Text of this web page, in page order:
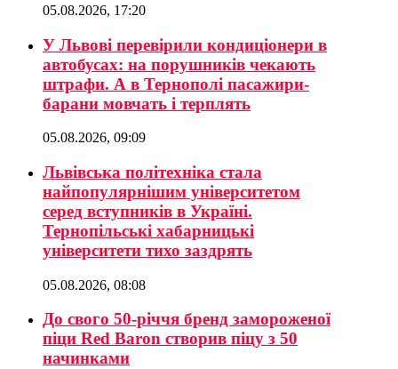
05.08.2026, 17:20
У Львові перевірили кондиціонери в
автобусах: на порушників чекають
штрафи. А в Тернополі пасажири-
барани мовчать і терплять
05.08.2026, 09:09
Львівська політехніка стала
найпопулярнішим університетом
серед вступників в Україні.
Тернопільські хабарницькі
університети тихо заздрять
05.08.2026, 08:08
До свого 50-річчя бренд замороженої
піци Red Baron створив піцу з 50
начинками